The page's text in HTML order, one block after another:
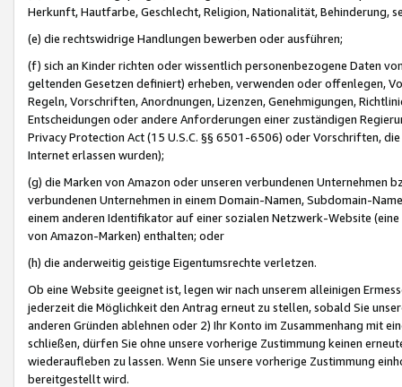
Herkunft, Hautfarbe, Geschlecht, Religion, Nationalität, Behinderung,
(e) die rechtswidrige Handlungen bewerben oder ausführen;
(f) sich an Kinder richten oder wissentlich personenbezogene Daten
geltenden Gesetzen definiert) erheben, verwenden oder offenlegen,
Regeln, Vorschriften, Anordnungen, Lizenzen, Genehmigungen,
Entscheidungen oder andere Anforderungen einer zuständigen
Privacy Protection Act (15 U.S.C. §§ 6501-6506) oder Vorschriften,
Internet erlassen wurden);
(g) die Marken von Amazon oder unseren verbundenen Unternehmen
verbundenen Unternehmen in einem Domain-Namen, Subdomain-
einem anderen Identifikator auf einer sozialen Netzwerk-Website
von Amazon-Marken) enthalten; oder
(h) die anderweitig geistige Eigentumsrechte verletzen.
Ob eine Website geeignet ist, legen wir nach unserem alleinigen
jederzeit die Möglichkeit den Antrag erneut zu stellen, sobald Sie
anderen Gründen ablehnen oder 2) Ihr Konto im Zusammenhang mit
schließen, dürfen Sie ohne unsere vorherige Zustimmung keinen
wiederaufleben zu lassen. Wenn Sie unsere vorherige Zustimmung
bereitgestellt wird.